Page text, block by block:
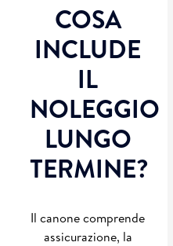
COSA
INCLUDE
IL
NOLEGGIO
LUNGO
TERMINE?
Il canone comprende
assicurazione, la